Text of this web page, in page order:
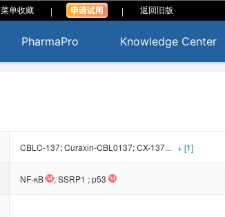
菜单收藏 | | 返回旧版
PharmaPro Knowledge Center
CBLC-137; Curaxin-CBL0137; CX-137... + [1]
NF-κB ;SSRP1 ;p53